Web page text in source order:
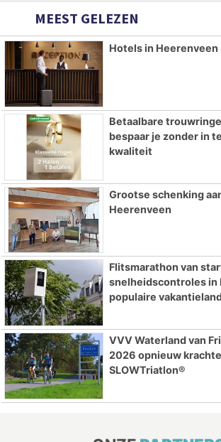
MEEST GELEZEN
Hotels in Heerenveen
Betaalbare
bespaar je zonder in
kwaliteit
Grootse schenking
Heerenveen
Flitsmarathon van
snelheidscontroles in
populaire
VVV Waterland van
2026 opnieuw
SLOWTriatlon®